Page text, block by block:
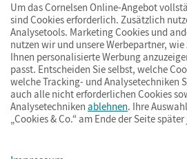
ImpressumAGBDatenschutz
Um das Cornelsen Online-Angebot
sind Cookies erforderlich. Zusätzlich
Analysetools. Marketing Cookies und
nutzen wir und unsere Werbepartner,
Ihnen personalisierte Werbung
passt. Entscheiden Sie selbst, welche
welche Tracking- und Analysetechniken
auch alle nicht erforderlichen Cookies
Analysetechniken ablehnen. Ihre
„Cookies & Co.“ am Ende der Seite